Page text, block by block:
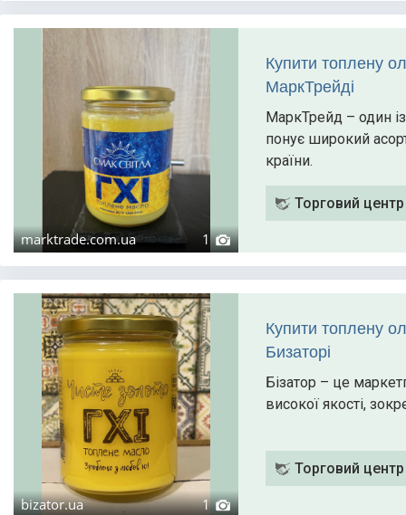
marktrade.com.ua 1
Купити топлену
МаркТрейді
МаркТрейд – один
понує широкий
країни.
Торговий
bizator.ua 1
Купити топлену
Бизаторі
Бізатор – це
високої якості,
Торговий центр